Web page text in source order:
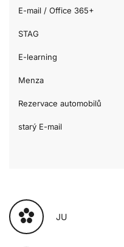
E-mail / Office 365+
STAG
E-learning
Menza
Rezervace automobilů
starý E-mail
JU